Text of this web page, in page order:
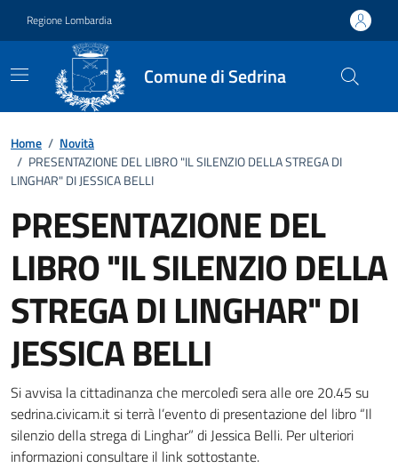
Regione Lombardia
Comune di Sedrina
Home / Novità
/ PRESENTAZIONE DEL LIBRO "IL SILENZIO DELLA STREGA DI
LINGHAR" DI JESSICA BELLI
PRESENTAZIONE DEL
LIBRO "IL SILENZIO DELLA
STREGA DI LINGHAR" DI
JESSICA BELLI
Dettagli della notizia
Si avvisa la cittadinanza che mercoledì sera alle ore 20.45 su
sedrina.civicam.it si terrà l’evento di presentazione del libro “Il
silenzio della strega di Linghar” di Jessica Belli. Per ulteriori
informazioni consultare il link sottostante.